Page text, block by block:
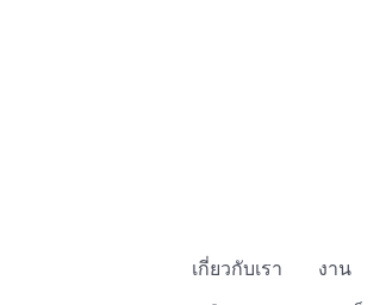
เกี่ยวกับเรา งาน